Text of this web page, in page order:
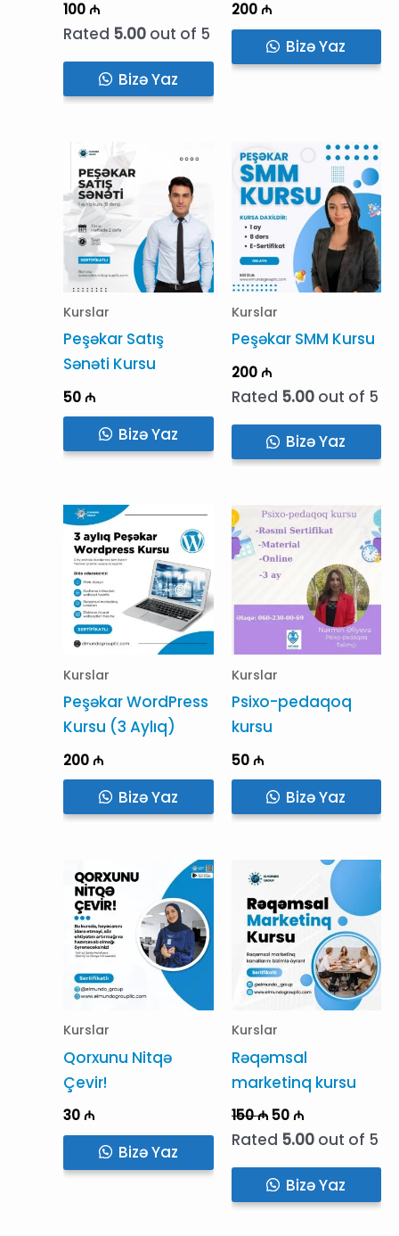
100₼
Rated 5.00 out of 5
Bizə Yaz
200₼
Bizə Yaz
Kurslar
Peşəkar Satış
Sənəti Kursu
50₼
Bizə Yaz
Kurslar
Peşəkar SMM Kursu
200₼
Rated 5.00out of 5
Bizə Yaz
Kurslar
Peşəkar WordPress
Kursu (3 Aylıq)
200₼
Bizə Yaz
Kurslar
Psixo-pedaqoq
kursu
50₼
Bizə Yaz
Kurslar
Qorxunu Nitqə
Çevir!
30₼
Bizə Yaz
Kurslar
Rəqəmsal
marketinq kursu
150₼ Original
was:
50₼Current
is:
Rated 5.00out of 5
Bizə Yaz